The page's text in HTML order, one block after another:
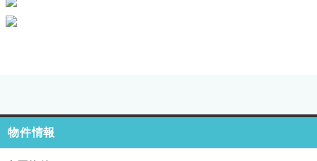
物件情報